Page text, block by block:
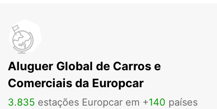
Aluguer Global de Carros e
Comerciais da Europcar
3.835 estações Europcar em +140 países